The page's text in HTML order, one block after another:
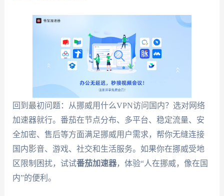
回到最初问题：从挪威用什么VPN访问国内？选对网络
加速器就行。番茄在节点分布、多平台、稳定流量、安
全加密、售后等方面满足挪威用户需求，帮你无缝连接
国内影音、游戏、社交和生活服务。如果你在挪威受地
区限制困扰，试试番茄加速器，体验“人在挪威，像在国
内”的便利。